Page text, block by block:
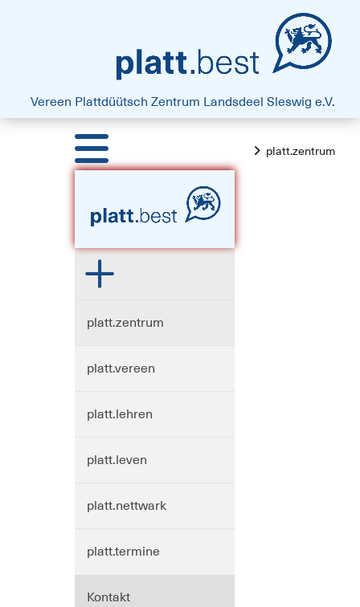
platt.best - Drift vun Harten
Vereen Plattdüütsch Zentrum Landsdeel Sleswig e.V.
platt.zentrum
platt.vereen
platt.lehren
platt.leven
platt.nettwark
platt.termine
Kontakt
platt.zentrum